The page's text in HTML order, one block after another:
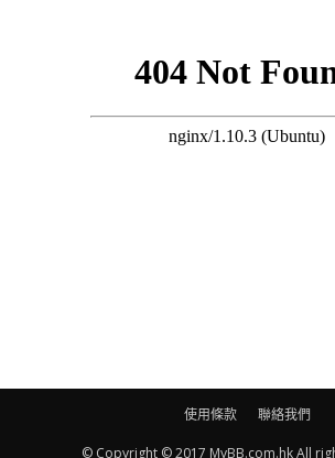
月，感覺精神好咗，素顏時面色紅潤。」唔
使用條款 聯絡我們
© Copyright © 2017 MyBB.com.hk All